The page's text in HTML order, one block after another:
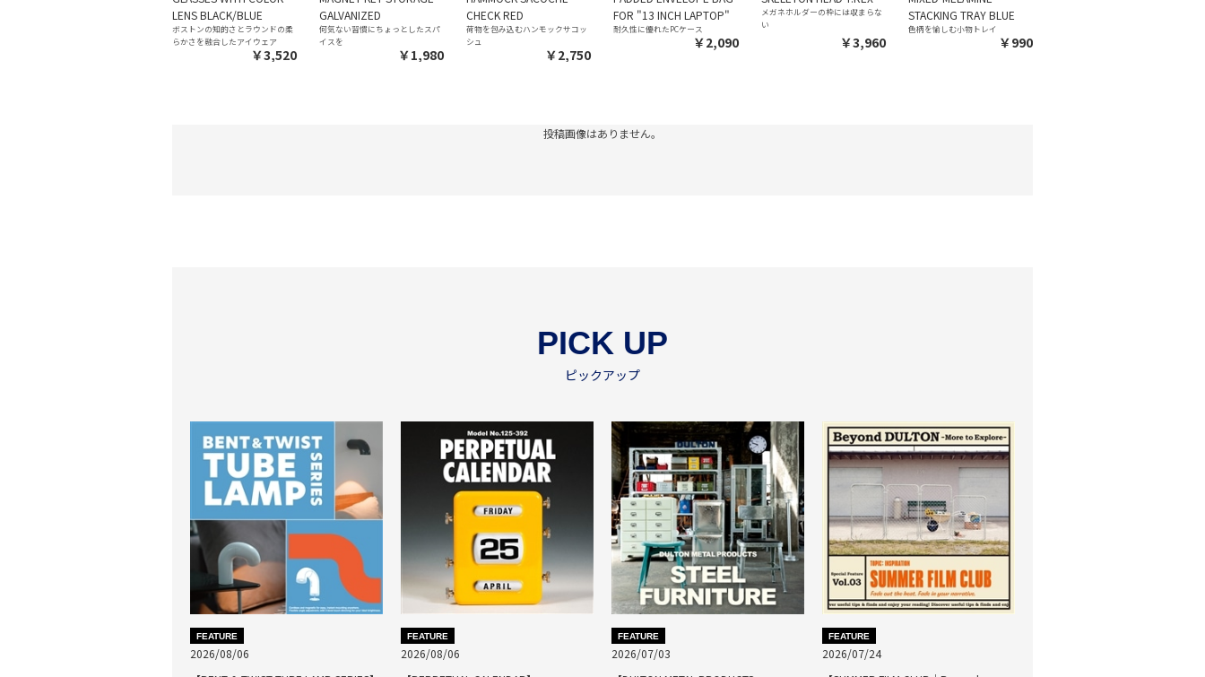
LENS BLACK/BLUE
ボストンの知的さとラウンドの柔
らかさを融合したアイウェア
￥3,520
GALVANIZED
何気ない習慣にちょっとしたスパ
イスを
￥1,980
CHECK RED
荷物を包み込むハンモックサコッ
シュ
￥2,750
FOR "13 INCH LAPTOP"
耐久性に優れたPCケース
￥2,090
メガネホルダーの枠には収まらな
い
￥3,960
STACKING TRAY BLUE
色柄を愉しむ小物トレイ
￥990
投稿画像はありません。
PICK UP
ピックアップ
FEATURE
2026/08/06
FEATURE
2026/08/06
FEATURE
2026/07/03
FEATURE
2026/07/24